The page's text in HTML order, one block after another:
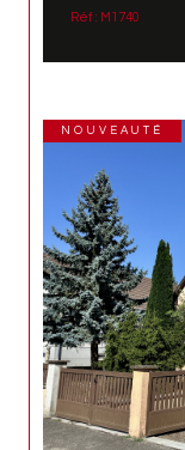
Réf : M1740
NOUVEAUTÉ